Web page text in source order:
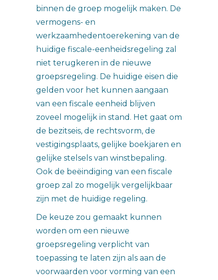
binnen de groep mogelijk maken. De
vermogens- en
werkzaamhedentoerekening van de
huidige fiscale-eenheidsregeling zal
niet terugkeren in de nieuwe
groepsregeling. De huidige eisen die
gelden voor het kunnen aangaan
van een fiscale eenheid blijven
zoveel mogelijk in stand. Het gaat om
de bezitseis, de rechtsvorm, de
vestigingsplaats, gelijke boekjaren en
gelijke stelsels van winstbepaling.
Ook de beëindiging van een fiscale
groep zal zo mogelijk vergelijkbaar
zijn met de huidige regeling.
De keuze zou gemaakt kunnen
worden om een nieuwe
groepsregeling verplicht van
toepassing te laten zijn als aan de
voorwaarden voor vorming van een